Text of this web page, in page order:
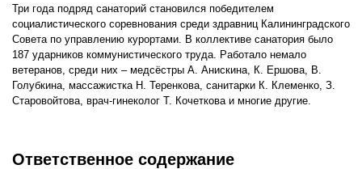
Три года подряд санаторий становился победителем
социалистического соревнования среди здравниц Калининградского
Совета по управлению курортами. В коллективе санатория было
187 ударников коммунистического труда. Работало немало
ветеранов, среди них – медсёстры А. Анискина, К. Ершова, В.
Голубкина, массажистка Н. Теренкова, санитарки К. Клеменко, З.
Старовойтова, врач-гинеколог Т. Кочеткова и многие другие.
Ответственное содержание